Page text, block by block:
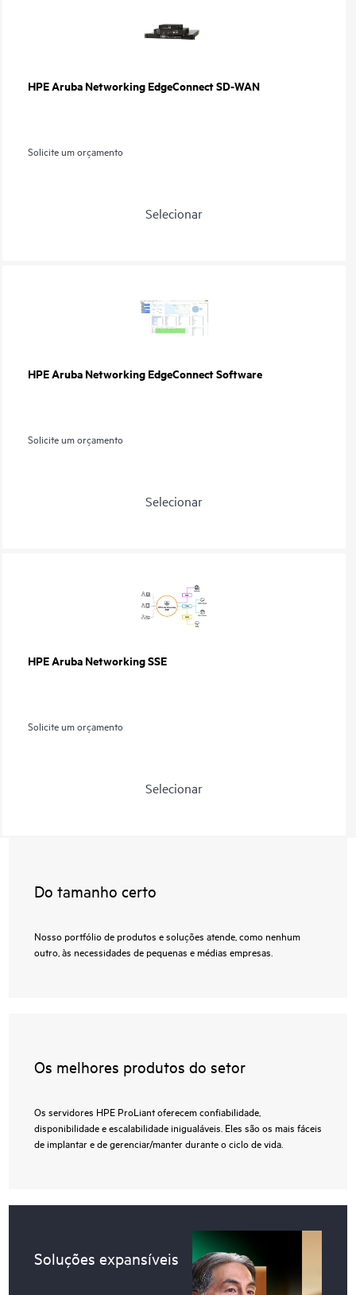
HPE Aruba Networking EdgeConnect SD-WAN
Solicite um orçamento
Selecionar
HPE Aruba Networking EdgeConnect Software
Solicite um orçamento
Selecionar
HPE Aruba Networking SSE
Solicite um orçamento
Selecionar
Do tamanho certo
Nosso portfólio de produtos e soluções atende, como nenhum
outro, às necessidades de pequenas e médias empresas.
Os melhores produtos do setor
Os servidores HPE ProLiant oferecem confiabilidade,
disponibilidade e escalabilidade inigualáveis. Eles são os mais fáceis
de implantar e de gerenciar/manter durante o ciclo de vida.
Soluções expansíveis